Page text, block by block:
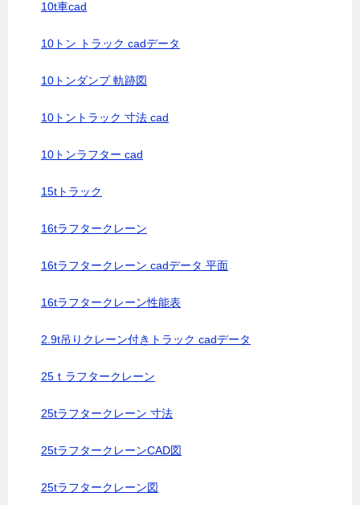
10t車cad
10トン トラック cadデータ
10トンダンプ 軌跡図
10トントラック 寸法 cad
10トンラフター cad
15tトラック
16tラフタークレーン
16tラフタークレーン cadデータ 平面
16tラフタークレーン性能表
2.9t吊りクレーン付きトラック cadデータ
25ｔラフタークレーン
25tラフタークレーン 寸法
25tラフタークレーンCAD図
25tラフタークレーン図